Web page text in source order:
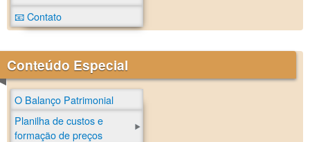
📧 Contato
Conteúdo Especial
O Balanço Patrimonial
Planilha de custos e
formação de preços